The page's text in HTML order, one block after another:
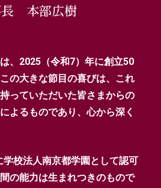
長 本部広樹
、2025（令和7）年に創立50
の大きな節目の喜びは、これ
っていただいた皆さまからの
よるものであり、心から深く
校法人南京都学園として認可
の能力は生まれつきのもので